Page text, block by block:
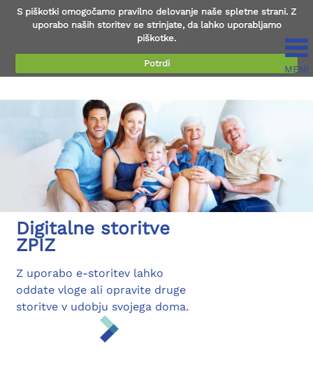
S piškotki omogočamo pravilno delovanje naše spletne strani. Z
uporabo naših storitev se strinjate, da lahko uporabljamo
piškotke.
Potrdi
MENI
Digitalne storitve
ZPIZ
Z uporabo e-storitev lahko
oddate vloge ali opravite druge
storitve v udobju svojega doma.